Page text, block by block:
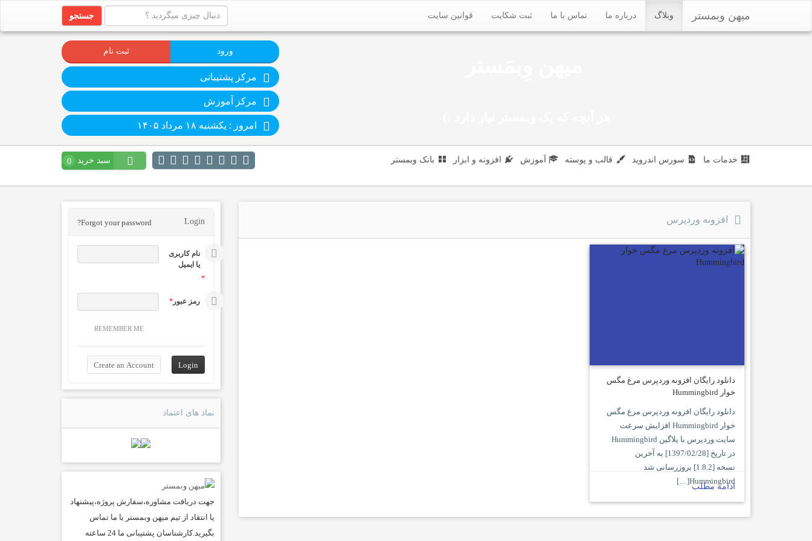
میهن وبمستر وبلاگ درباره ما تماس با ما ثبت شکایت قوانین سایت جستجو
ورود ثبت نام
مرکز پشتیبانی
مرکز آموزش
امروز : یکشنبه ۱۸ مرداد ۱۴۰۵
خدمات ما سورس اندروید قالب و پوسته آموزش افزونه و ابزار بانک وبمستر سبد خرید 0
افزونه وردپرس
دانلود رایگان افزونه وردپرس مرغ مگس
خوار Hummingbird
دانلود رایگان افزونه وردپرس مرغ مگس
خوار Hummingbird افزایش سرعت
در تاریخ [1397/02/28] به آخرین
نسخه [1.8.2] بروزرسانی شد
Hummingbird[…]
ادامه مطلب
Login
Forgot your password?
نام کاربری
یا ایمیل
*
رمز عبور*
REMEMBER ME
نماد های اعتماد
جهت دریافت مشاوره،سفارش پروژه،پیشنهاد
یا انتقاد از تیم میهن وبمستر با ما تماس
بگیرید.کارشناسان پشتیبانی ما 24 ساعته